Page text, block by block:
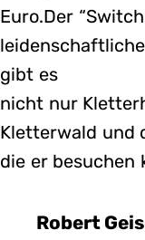
Euro.Der
gibt es
nicht nur
Kletterwald und
die er besuchen
Robert